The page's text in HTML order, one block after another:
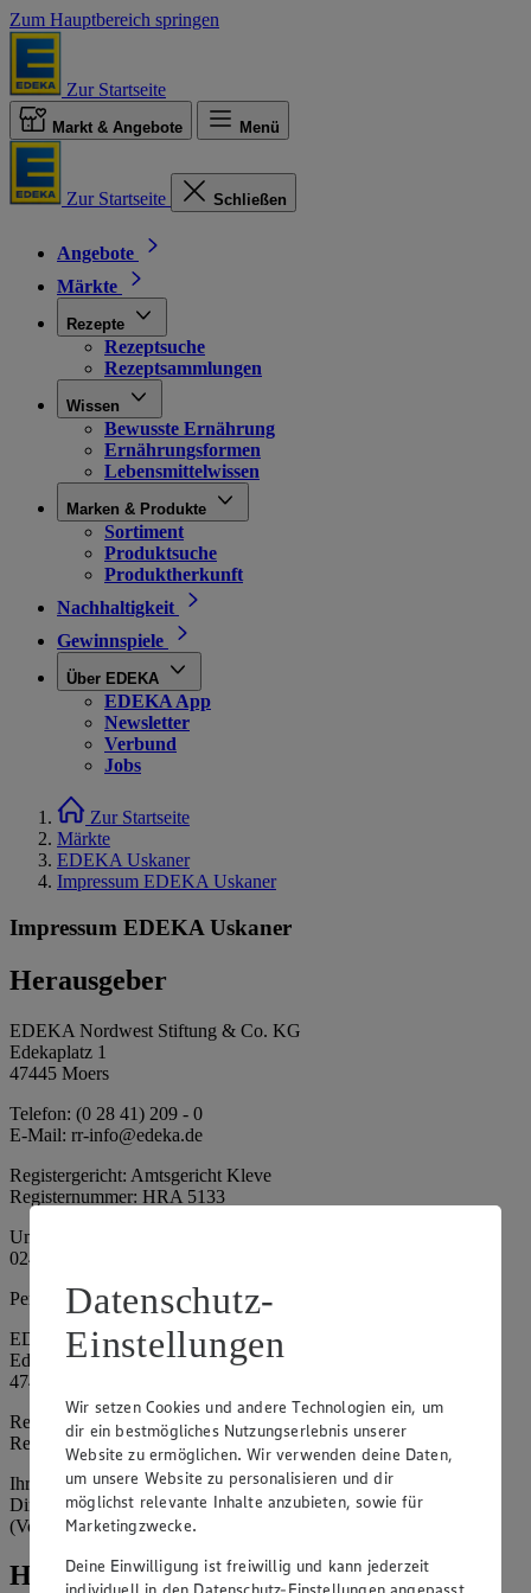
Zum Hauptbereich springen
Zur Startseite
Markt & Angebote Menü
Zur Startseite Schließen
Angebote
Märkte
Rezepte
Rezeptsuche
Rezeptsammlungen
Wissen
Bewusste Ernährung
Ernährungsformen
Lebensmittelwissen
Marken & Produkte
Sortiment
Produktsuche
Produktherkunft
Nachhaltigkeit
Gewinnspiele
Über EDEKA
EDEKA App
Newsletter
Verbund
Jobs
Zur Startseite
Märkte
EDEKA Uskaner
Impressum EDEKA Uskaner
Impressum EDEKA Uskaner
Herausgeber
EDEKA Nordwest Stiftung & Co. KG
Edekaplatz 1
47445 Moers
Telefon: (0 28 41) 209 - 0
E-Mail: rr-info@edeka.de
Registergericht: Amtsgericht Kleve
Registernummer: HRA 5133
Umsatzsteuer-Identifikationsnummer gem. § 27a UStG: DE 335
024 695
Persönlich haftende Gesellschafterin:
EDEKA Nordwest Handelsstiftung e. K.
Edekaplatz 1
47445 Moers
Registergericht: Amtsgericht Kleve
Registernummer: HRA 5132
Ihrerseits vertreten durch: Frank Breuer (Vorstandsvorsitzender),
Dirk Neuhaus (Vorstandsvorsitzender), Peter Wagener
(Vorstandsvorsitzender)
Hinweise
Datenschutz-
Einstellungen
Wir setzen Cookies und andere Technologien ein, um
dir ein bestmögliches Nutzungserlebnis unserer
Website zu ermöglichen. Wir verwenden deine Daten,
um unsere Website zu personalisieren und dir
möglichst relevante Inhalte anzubieten, sowie für
Marketingzwecke.
Deine Einwilligung ist freiwillig und kann jederzeit